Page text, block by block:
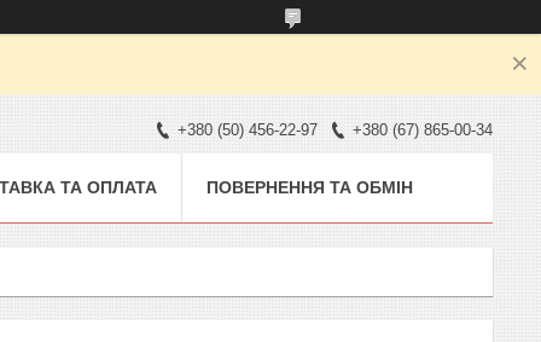
+380 (50) 456-22-97 +380 (67) 865-00-34
ТА ОПЛАТА ПОВЕРНЕННЯ ТА ОБМІН